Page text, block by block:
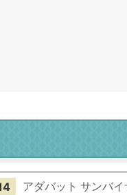
アダバット サンバイ